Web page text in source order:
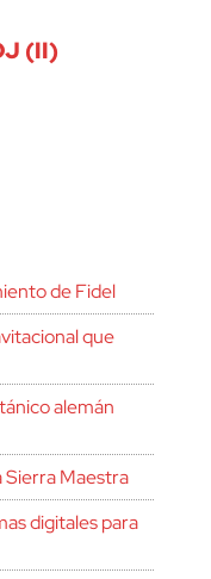
(II)
de Fidel
que
alemán
Sierra Maestra
digitales para